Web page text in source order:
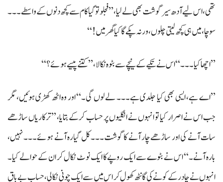
تھی، اس لیے آدھ سیر گوشت بھی لے لیا، ’’فجلو تو گیا کام سے کچھ دنوں کے واسطے۔۔۔
سوچا، میں ہی کچھ لیتی چلوں، ورنہ پکےگا کیا گھر میں!‘‘
’’اچھا کیا۔۔۔‘‘ اس نے تکیے کے نیچے سے بٹوہ نکالا، ’’کتنے پیسے ہوئے؟‘‘
’’اے ہے، ایسی بھی کیا جلدی ہے۔۔۔ لے لوں گی۔‘‘ اور وہ اٹھ کھڑی ہوئیں، مگر
جب اس نے اصرار کیا تو انہوں نے انگلیوں پر حساب کرکے بتایا، ’’ترکاریاں ساڑھے
سات آنے کی اور ساڑھے چار آنے کا گوشت۔۔۔ کل گیارہ آنے ہوئے۔۔۔ نہیں،
بارہ آنے۔‘‘ اس نے بٹوے سے ایک روپے کا ایک نوٹ نکال کر ان کے حوالے کیا۔
انہوں نے چادر کے کونے کی گانٹھ کھول کر اس میں سے ایک چونی نکالی، حساب بے باق